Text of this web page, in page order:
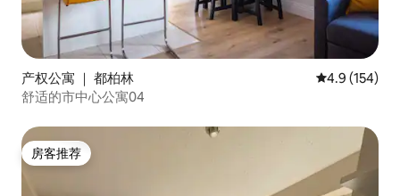
产权公寓 ｜ 都柏林 平均评分 4.9
4.9 (154)
舒适的市中心公寓04
房客推荐
房客推荐